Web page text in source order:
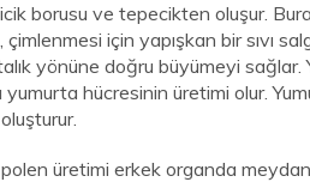
borusu ve tepecikten oluşur.
için yapışkan bir sıvı
yönüne doğru büyümeyi sağlar.
yumurta hücresinin üretimi olur.
üretimi erkek organda